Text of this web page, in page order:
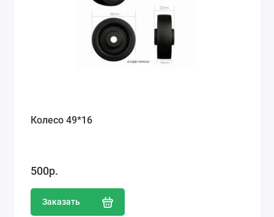
Колесо 49*16
500р.
Заказать